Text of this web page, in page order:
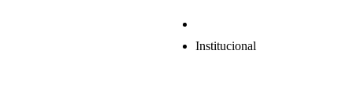
Institucional